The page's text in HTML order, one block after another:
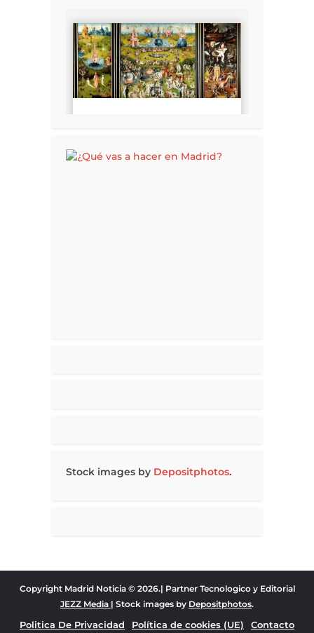
Stock images by Depositphotos.
Copyright Madrid Noticia © 2026.| Partner Tecnologico y Editorial
JEZZ Media | Stock images by Depositphotos.
Politica De Privacidad Política de cookies (UE) Contacto